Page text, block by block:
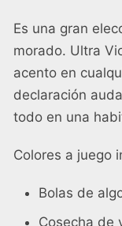
Es una gran
morado. Ultra
acento en
declaración
todo en una
Colores a juego
Bolas de
Cosecha de